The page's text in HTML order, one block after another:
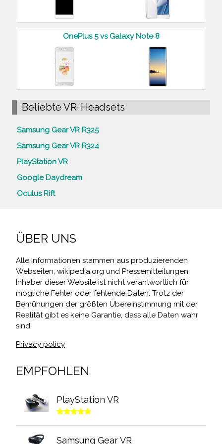
OnePlus 5 vs Galaxy Note 8
Beliebte VR-Headsets
Samsung Gear VR R325
Samsung Gear VR R324
PlayStation VR
Google Daydream
Oculus Rift
ÜBER UNS
Alle Informationen stammen aus produzierenden
Webseiten, wikipedia.org und Pressemitteilungen.
Inhaber dieser Website ist nicht verantwortlich für
mögliche Fehler oder fehlende Daten. Trotz der
Bemühungen der größten Übereinstimmung mit der
Realität gibt es keine Garantie, dass alle Daten wahr
sind.
Privacy policy
EMPFOHLEN
PlayStation VR
Samsung Gear VR